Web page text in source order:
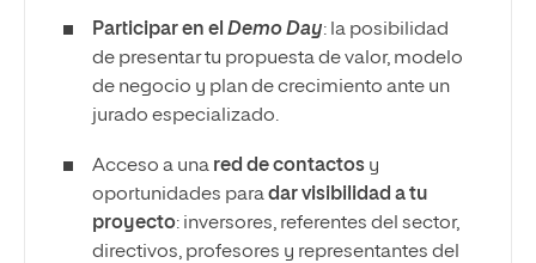
Participar en el Demo Day: la posibilidad
de presentar tu propuesta de valor, modelo
de negocio y plan de crecimiento ante un
jurado especializado.
Acceso a una red de contactos y
oportunidades paradar visibilidad a tu
proyecto: inversores, referentes del sector,
directivos, profesores y representantes del